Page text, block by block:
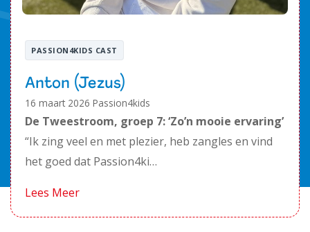
PASSION4KIDS CAST
Anton (Jezus)
16 maart 2026 Passion4kids
De Tweestroom, groep 7: ‘Zo’n mooie ervaring’
“Ik zing veel en met plezier, heb zangles en vind
het goed dat Passion4ki…
Lees Meer